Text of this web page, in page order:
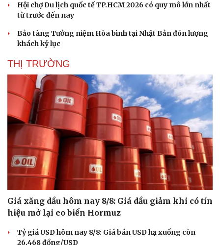
Hội chợ Du lịch quốc tế TP.HCM 2026 có quy mô lớn nhất
từ trước đến nay
Bảo tàng Tưởng niệm Hòa bình tại Nhật Bản đón lượng
khách kỷ lục
THỊ TRƯỜNG
Giá xăng dầu hôm nay 8/8: Giá dầu giảm khi có tín
hiệu mở lại eo biển Hormuz
Tỷ giá USD hôm nay 8/8: Giá bán USD hạ xuống còn
26.468 đồng/USD